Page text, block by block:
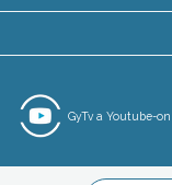
GyTv a Youtube-on